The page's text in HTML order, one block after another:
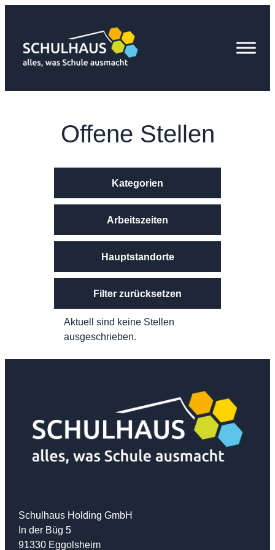
springen
Offene Stellen
Kategorien
Arbeitszeiten
Hauptstandorte
Filter zurücksetzen
Aktuell sind keine Stellen
ausgeschrieben.
Schulhaus Holding GmbH
In der Büg 5
91330 Eggolsheim